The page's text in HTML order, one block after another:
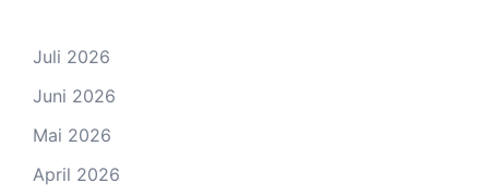
Juli 2026
Juni 2026
Mai 2026
April 2026